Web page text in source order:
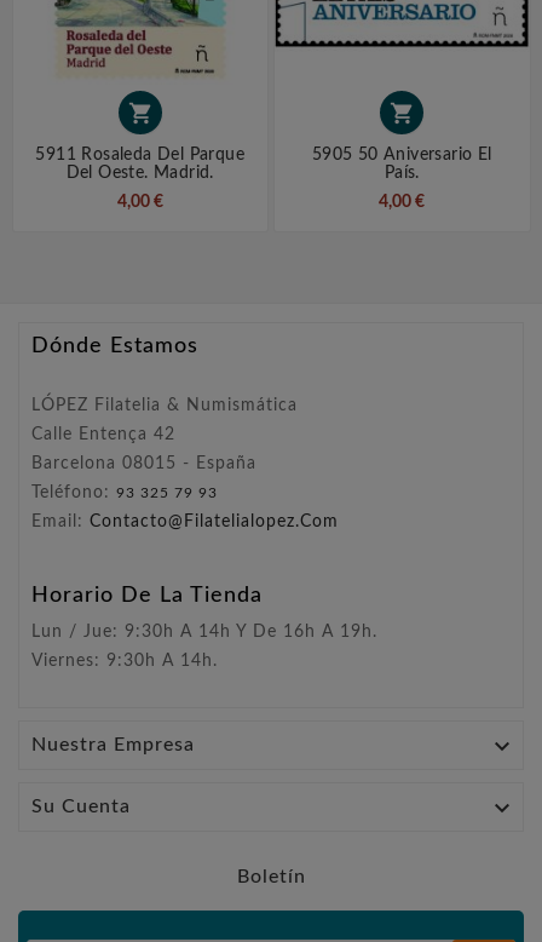

5911 Rosaleda Del Parque
Del Oeste. Madrid.
4,00 €

5905 50 Aniversario El
País.
4,00 €
Dónde Estamos
LÓPEZ Filatelia & Numismática
Calle Entença 42
Barcelona 08015 - España
Teléfono: 93 325 79 93
Email: Contacto@filatelialopez.com
Horario De La Tienda
Lun / Jue: 9:30h A 14h Y De 16h A 19h.
Viernes: 9:30h A 14h.
Nuestra Empresa 
Su Cuenta 
Boletín